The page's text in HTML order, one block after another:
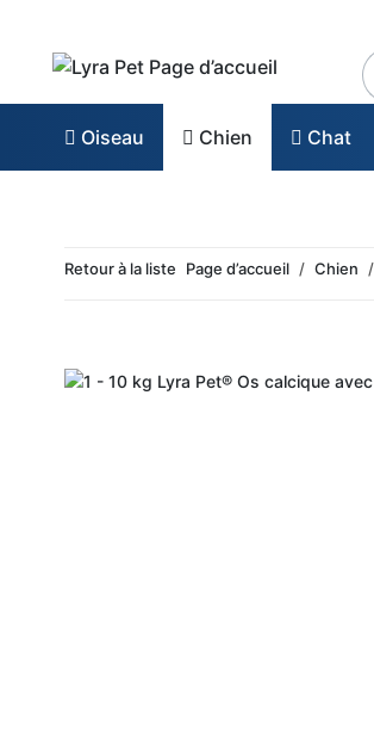
Oiseau Chien Chat
Retour à la liste Page d’accueil Chien